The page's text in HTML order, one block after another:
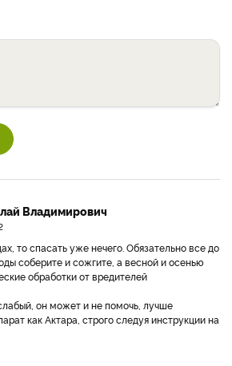
Владимирович
то спасать уже нечего. Обязательно все до
соберите и сожгите, а весной и осенью
обработки от вредителей
он может и не помочь, лучше
как Актара, строго следуя инструкции на